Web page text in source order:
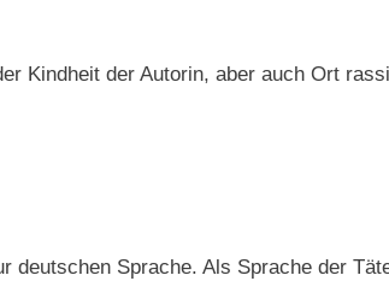
Kindheit der Autorin, aber auch Ort
deutschen Sprache. Als Sprache der